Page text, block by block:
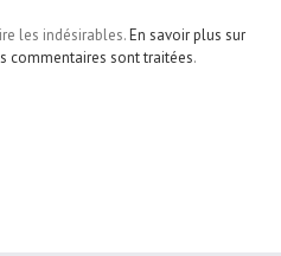
les indésirables.En savoir plus sur
commentaires sont traitées.